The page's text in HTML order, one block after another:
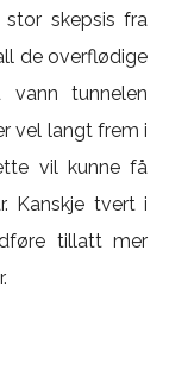
skepsis fra
de overflødige
vann tunnelen
vel langt frem i
vil kunne få
Kanskje tvert i
tillatt mer